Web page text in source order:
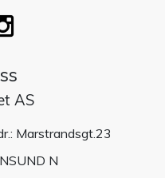
AS
Marstrandsgt.23
N